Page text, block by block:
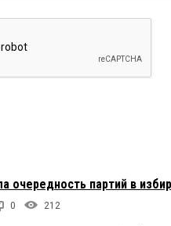
очередность партий в
0 212